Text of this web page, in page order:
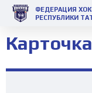
ФЕДЕРАЦИЯ
РЕСПУБЛИКИ